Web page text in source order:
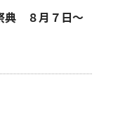
典 ８月７日〜